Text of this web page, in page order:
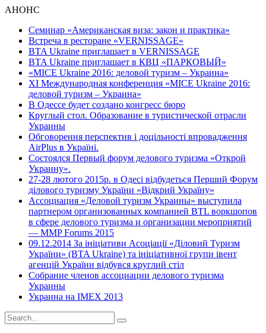
АНОНС
Семинар «Американская виза: закон и практика»
Встреча в ресторане «VERNISSAGE»
BTA Ukraine приглашает в VERNISSAGE
BTA Ukraine приглашает в КВЦ «ПАРКОВЫЙ»
«MICE Ukraine 2016: деловой туризм – Украина»
ХI Международная конференция «MICE Ukraine 2016:
деловой туризм – Украина»
В Одессе будет создано конгресс бюро
Круглый стол. Образование в туристической отрасли
Украины
Обговорення перспектив і доцільності впровадження
AirPlus в Україні.
Состоялся Первый форум делового туризма «Открой
Украину».
27-28 лютого 2015р. в Одесі відбудеться Перший Форум
ділового туризму України «Відкрий Україну»
Ассоциация «Деловой туризм Украины» выступила
партнером организованных компанией BTL воркшопов
в сфере делового туризма и организации мероприятий
— MMP Forums 2015
09.12.2014 За ініціативи Асоціації «Діловий Туризм
України» (BTA Ukraine) та ініціативної групи івент
агенцій України відбувся круглий стіл
Собрание членов ассоциации делового туризма
Украины
Украина на IMEX 2013